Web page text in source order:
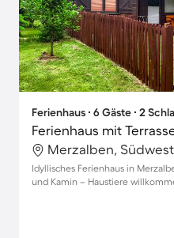
Ferienhaus ∙ 6 Gäste ∙ 2
Ferienhaus mit
Merzalben,
Idyllisches Ferienhaus in
und Kamin – Haustiere